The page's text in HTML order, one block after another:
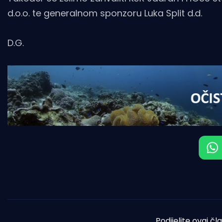
d.o.o. te generalnom sponzoru Luka Split d.d.
D.G.